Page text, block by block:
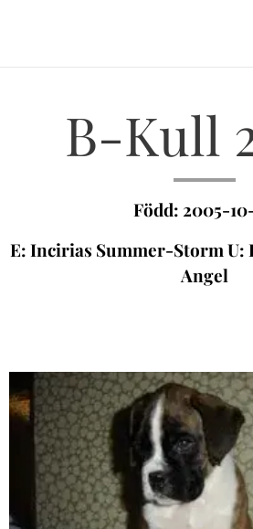
B-Kull
Född: 2005-
E: Incirias Summer-Storm U:
Angel